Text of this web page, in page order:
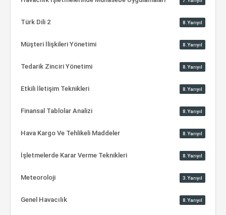
Türk Dili 2 8.Yarıyıl
Müşteri İlişkileri Yönetimi 8.Yarıyıl
Tedarik Zinciri Yönetimi 8.Yarıyıl
Etkili İletişim Teknikleri 8.Yarıyıl
Finansal Tablolar Analizi 8.Yarıyıl
Hava Kargo Ve Tehlikeli Maddeler 8.Yarıyıl
İşletmelerde Karar Verme Teknikleri 8.Yarıyıl
Meteoroloji 3.Yarıyıl
Genel Havacılık 8.Yarıyıl